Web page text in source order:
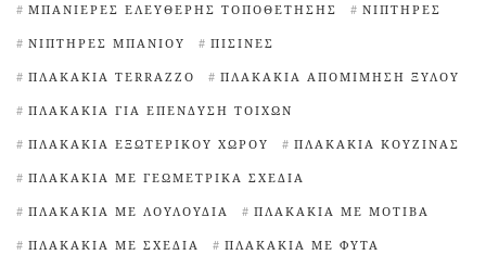
ΜΠΑΝΙΈΡΕΣ ΕΛΕΎΘΕΡΗΣ ΤΟΠΟΘΈΤΗΣΗΣ ΝΙΠΤΉΡΕΣ
ΝΙΠΤΉΡΕΣ ΜΠΆΝΙΟΥ ΠΙΣΊΝΕΣ
ΠΛΑΚΆΚΙΑ TERRAZZO ΠΛΑΚΆΚΙΑ ΑΠΟΜΊΜΗΣΗ ΞΎΛΟΥ
ΠΛΑΚΆΚΙΑ ΓΙΑ ΕΠΈΝΔΥΣΗ ΤΟΊΧΩΝ
ΠΛΑΚΆΚΙΑ ΕΞΩΤΕΡΙΚΟΎ ΧΏΡΟΥ ΠΛΑΚΆΚΙΑ ΚΟΥΖΊΝΑΣ
ΠΛΑΚΆΚΙΑ ΜΕ ΓΕΩΜΕΤΡΙΚΆ ΣΧΈΔΙΑ
ΠΛΑΚΆΚΙΑ ΜΕ ΛΟΥΛΟΎΔΙΑ ΠΛΑΚΆΚΙΑ ΜΕ ΜΟΤΊΒΑ
ΠΛΑΚΆΚΙΑ ΜΕ ΣΧΈΔΙΑ ΠΛΑΚΆΚΙΑ ΜΕ ΦΥΤΆ